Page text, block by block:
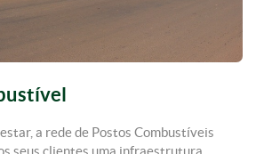
a rede de Postos Combustíveis
seus clientes uma infraestrutura